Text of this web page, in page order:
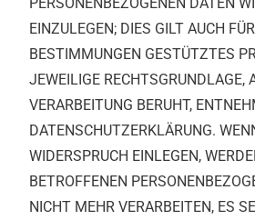
EINZULEGEN; DIES GILT AUCH
BESTIMMUNGEN GESTÜTZTES
JEWEILIGE RECHTSGRUNDLAGE,
VERARBEITUNG BERUHT,
DATENSCHUTZERKLÄRUNG.
WIDERSPRUCH EINLEGEN,
BETROFFENEN
NICHT MEHR VERARBEITEN, ES